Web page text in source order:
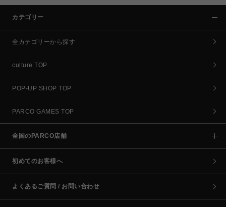
カテゴリー
全カテゴリーから探す
culture TOP
POP-UP SHOP TOP
PARCO GAMES TOP
全国のPARCO店舗
初めてのお客様へ
よくあるご質問 / お問い合わせ